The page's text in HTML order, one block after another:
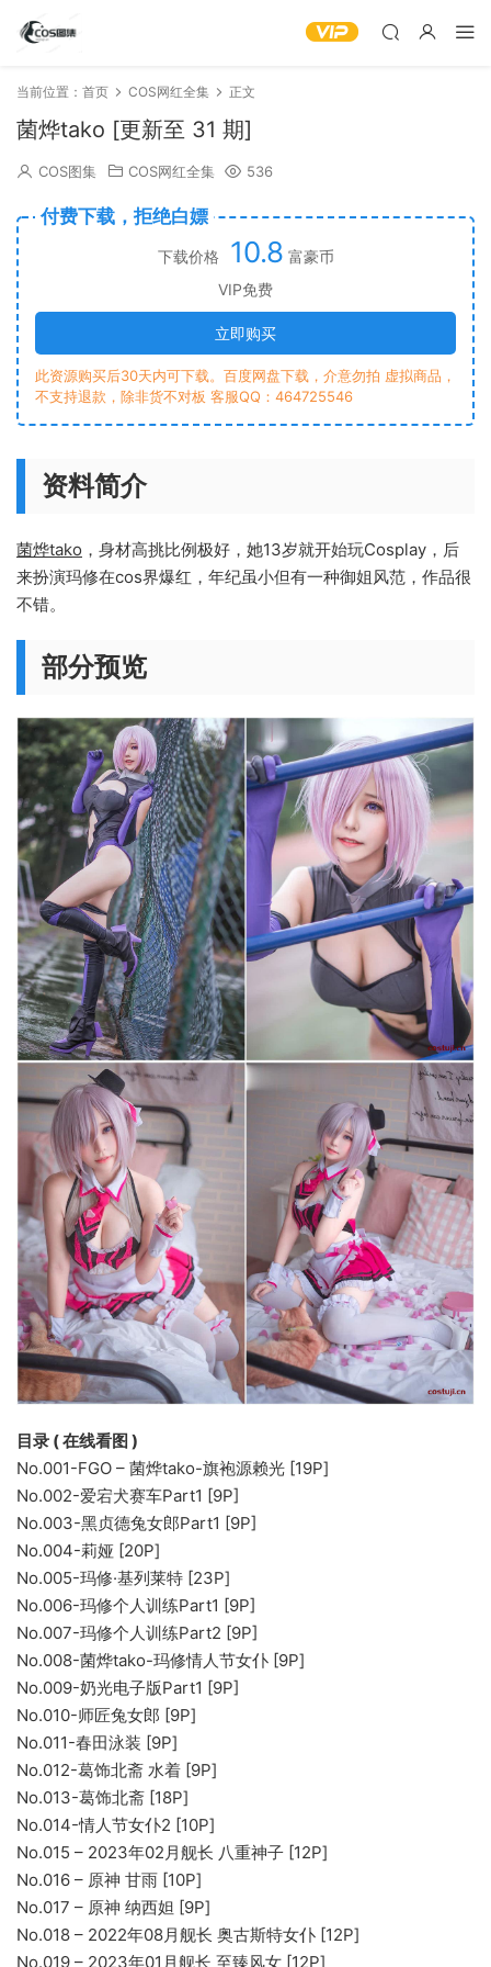
当前位置： 首页 COS网红全集 正文
菌烨tako [更新至 31 期]
COS图集 COS网红全集 536
付费下载，拒绝白嫖
下载价格 10.8 富豪币
VIP免费
立即购买
此资源购买后30天内可下载。百度网盘下载，介意勿拍 虚拟商品，
不支持退款，除非货不对板 客服QQ：464725546
资料简介
菌烨tako ，身材高挑比例极好，她13岁就开始玩Cosplay，后
来扮演玛修在cos界爆红，年纪虽小但有一种御姐风范，作品很
不错。
部分预览
目录 ( 在线看图 )
No.001-FGO – 菌烨tako-旗袍源赖光 [19P]
No.002-爱宕犬赛车Part1 [9P]
No.003-黑贞德兔女郎Part1 [9P]
No.004-莉娅 [20P]
No.005-玛修·基列莱特 [23P]
No.006-玛修个人训练Part1 [9P]
No.007-玛修个人训练Part2 [9P]
No.008-菌烨tako-玛修情人节女仆 [9P]
No.009-奶光电子版Part1 [9P]
No.010-师匠兔女郎 [9P]
No.011-春田泳装 [9P]
No.012-葛饰北斋 水着 [9P]
No.013-葛饰北斋 [18P]
No.014-情人节女仆2 [10P]
No.015 – 2023年02月舰长 八重神子 [12P]
No.016 – 原神 甘雨 [10P]
No.017 – 原神 纳西妲 [9P]
No.018 – 2022年08月舰长 奥古斯特女仆 [12P]
No.019 – 2023年01月舰长 至臻风女 [12P]